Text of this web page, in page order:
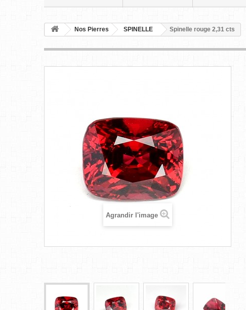
Nos Pierres SPINELLE Spinelle rouge 2,31 cts
Agrandir l'image